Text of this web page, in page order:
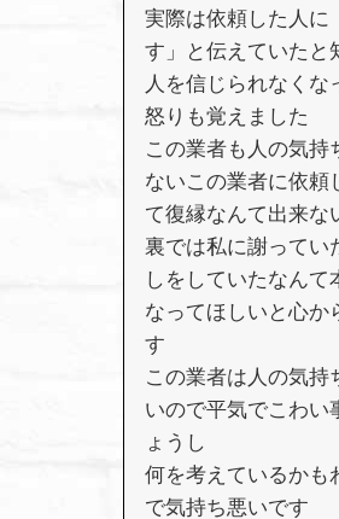
実際は依頼した人に
す」と伝えていたと
人を信じられなくな
怒りも覚えました
この業者も人の気持
ないこの業者に依頼
て復縁なんて出来な
裏では私に謝ってい
しをしていたなんて
なってほしいと心か
す
この業者は人の気持
いので平気でこわい
ょうし
何を考えているかも
で気持ち悪いです